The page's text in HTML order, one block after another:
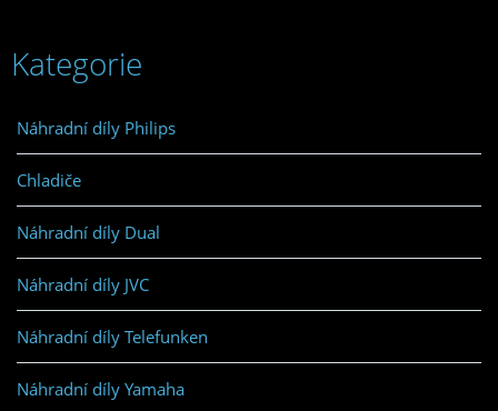
Kategorie
Náhradní díly Philips
Chladiče
Náhradní díly Dual
Náhradní díly JVC
Náhradní díly Telefunken
Náhradní díly Yamaha